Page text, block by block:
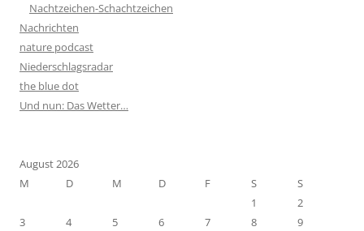
Nachtzeichen-Schachtzeichen
Nachrichten
nature podcast
Niederschlagsradar
the blue dot
Und nun: Das Wetter…
August 2026
M
D M D F S
S
1
2
3
4 5 6 7 8
9